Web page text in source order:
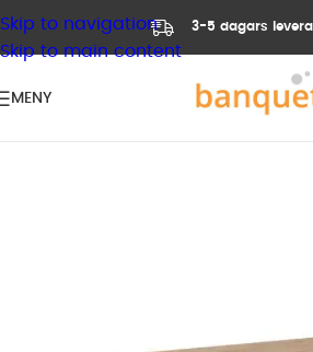
Skip to navigation
Skip to main content
3-5 dagars
MENY